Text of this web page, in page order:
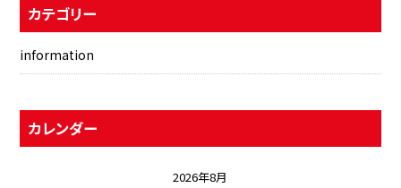
カテゴリー
information
カレンダー
2026年8月